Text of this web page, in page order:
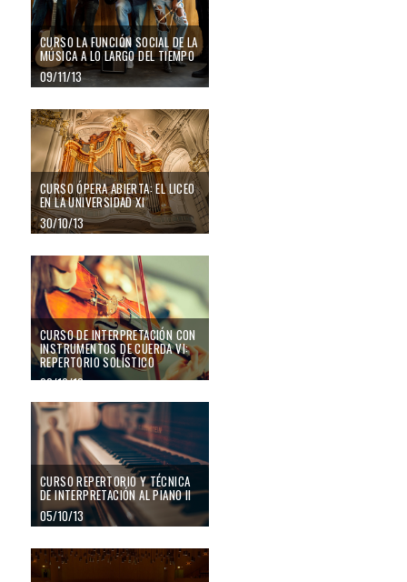
CURSO LA FUNCIÓN SOCIAL DE LA
MÚSICA A LO LARGO DEL TIEMPO
09/11/13
CURSO ÓPERA ABIERTA: EL LICEO
EN LA UNIVERSIDAD XI
30/10/13
CURSO DE INTERPRETACIÓN CON
INSTRUMENTOS DE CUERDA VI:
REPERTORIO SOLÍSTICO
22/10/13
CURSO REPERTORIO Y TÉCNICA
DE INTERPRETACIÓN AL PIANO II
05/10/13